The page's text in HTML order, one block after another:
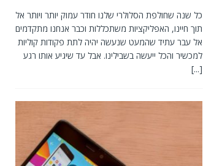
כל שנה שחולפת הסלולרי שלנו חודר עמוק יותר ויותר אל
תוך חיינו, האפליקציות משתכללות וכבר אנחנו מתקדמים
אל עבר עתיד שהמעט שנעשה יהיה לתת פקודות קוליות
למכשיר והכל ייעשה בשבילינו. אבל עד שיגיע אותו רגע
[...]